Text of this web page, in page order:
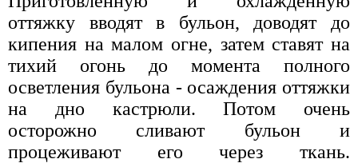
оттяжку вводят в бульон, доводят до
кипения на малом огне, затем ставят на
тихий огонь до момента полного
осветления бульона - осаждения оттяжки
на дно кастрюли. Потом очень
осторожно сливают бульон и
процеживают его через ткань.